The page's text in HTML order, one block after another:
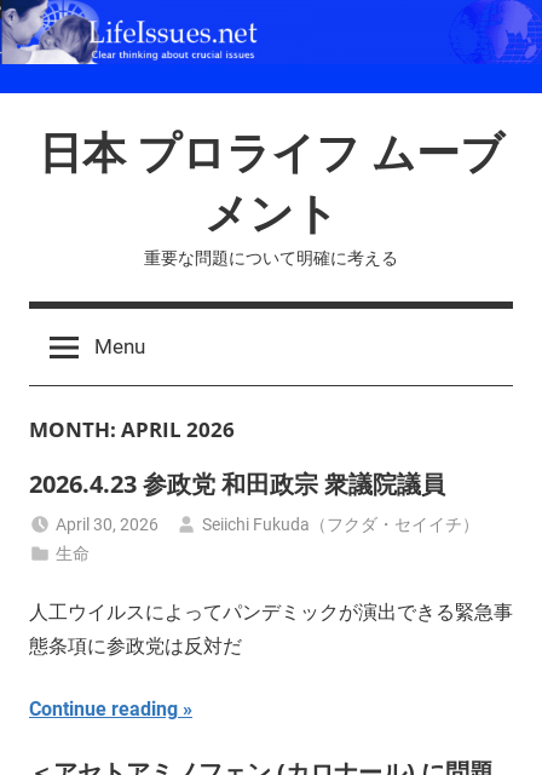
Skip
to
日本 プロライフ ムーブ
メント
重要な問題について明確に考える
Menu
MONTH: APRIL 2026
2026.4.23 参政党 和田政宗 衆議院議員
April 30, 2026
Seiichi Fukuda（フクダ・セイイチ）
生命
人工ウイルスによってパンデミックが演出できる緊急事
態条項に参政党は反対だ
Continue reading